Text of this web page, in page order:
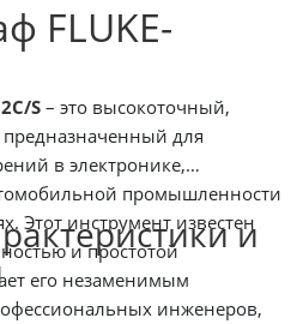
FLUKE-
S – это высокоточный,
для
в электронике,
промышленности
Этот инструмент известен
и простотой
его незаменимым
инженеров,
и